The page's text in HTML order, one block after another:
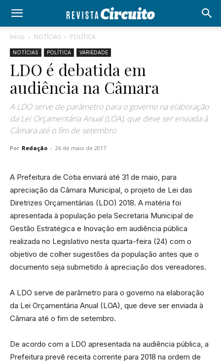
Início NOTÍCIAS POLÍTICA
NOTÍCIAS POLÍTICA VARIEDADE
LDO é debatida em
audiência na Câmara
A LDO serve de parâmetro para o governo na elaboração
da Lei Orçamentária Anual (LOA), que deve ser enviada à
Câmara até o fim de setembro
Por Redação - 26 de maio de 2017
A Prefeitura de Cotia enviará até 31 de maio, para
apreciação da Câmara Municipal, o projeto de Lei das
Diretrizes Orçamentárias (LDO) 2018. A matéria foi
apresentada à população pela Secretaria Municipal de
Gestão Estratégica e Inovação em audiência pública
realizada no Legislativo nesta quarta-feira (24) com o
objetivo de colher sugestões da população antes que o
documento seja submetido à apreciação dos vereadores.
A LDO serve de parâmetro para o governo na elaboração
da Lei Orçamentária Anual (LOA), que deve ser enviada à
Câmara até o fim de setembro.
De acordo com a LDO apresentada na audiência pública, a
Prefeitura prevê receita corrente para 2018 na ordem de